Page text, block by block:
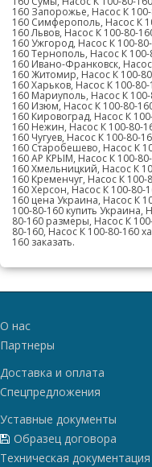
160 Запорожье, Насос К
160 Симферополь, Насос К
160 Львов, Насос К 100-80-
160 Ужгород, Насос К 100-
160 Тернополь, Насос К
160 Ивано-Франковск,
160 Житомир, Насос К 100-
160 Харьков, Насос К 100-
160 Мариуполь, Насос К
160 Изюм, Насос К 100-80-
160 Кировоград, Насос К
160 Нежин, Насос К 100-80-
160 Чугуев, Насос К 100-80-
160 Старобешево, Насос К
160 АР КРЫМ, Насос К 100-
160 Хмельницкий, Насос К
160 Кременчуг, Насос К
160 Херсон, Насос К 100-80-
160 цена Украина, Насос К
100-80-160 купить Украина,
80-160 размеры, Насос К
80-160, Насос К 100-80-160
160 заказать.
О нас
Партнеры
Доставка и оплата
Спецпредложения
Уставные документы
Образец договора
Техническая документация